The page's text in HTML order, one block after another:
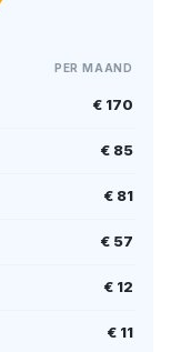
PER MAAND
€ 170
€ 85
€ 81
€ 57
€ 12
€ 11